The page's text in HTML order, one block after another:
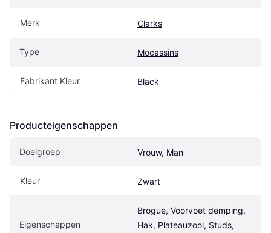
Merk Clarks
Type Mocassins
Fabrikant Kleur Black
Producteigenschappen
Doelgroep Vrouw, Man
Kleur Zwart
Eigenschappen
Brogue, Voorvoet demping,
Hak, Plateauzool, Studs,